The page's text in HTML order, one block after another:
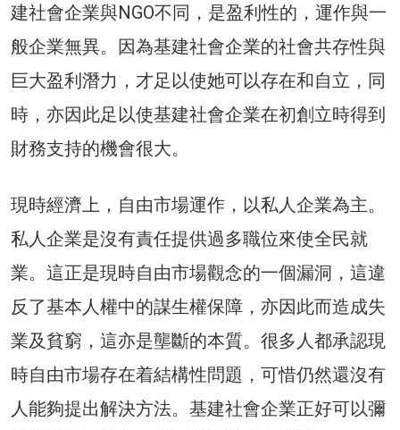
建社會企業與NGO不同，是盈利性的，運作與一
般企業無異。因為基建社會企業的社會共存性與
巨大盈利潛力，才足以使她可以存在和自立，同
時，亦因此足以使基建社會企業在初創立時得到
財務支持的機會很大。
現時經濟上，自由市場運作，以私人企業為主。
私人企業是沒有責任提供過多職位來使全民就
業。這正是現時自由市場觀念的一個漏洞，這違
反了基本人權中的謀生權保障，亦因此而造成失
業及貧窮，這亦是壟斷的本質。很多人都承認現
時自由市場存在着結構性問題，可惜仍然還沒有
人能夠提出解決方法。基建社會企業正好可以彌